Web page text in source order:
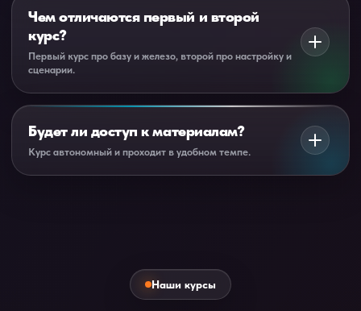
добавить к вашим услугам умный дом на Wiren Board.
Чем отличаются первый и второй
курс?
Первый курс про базу и железо, второй про настройку и
сценарии.
Первый курс помогает разобраться в оборудовании,
схемах, щите и подключении. Второй курс посвящён
настройке контроллера, модулей, интерфейсов,
Sprut.hub и сценариев.
Будет ли доступ к материалам?
Курс автономный и проходит в удобном темпе.
Наши курсы